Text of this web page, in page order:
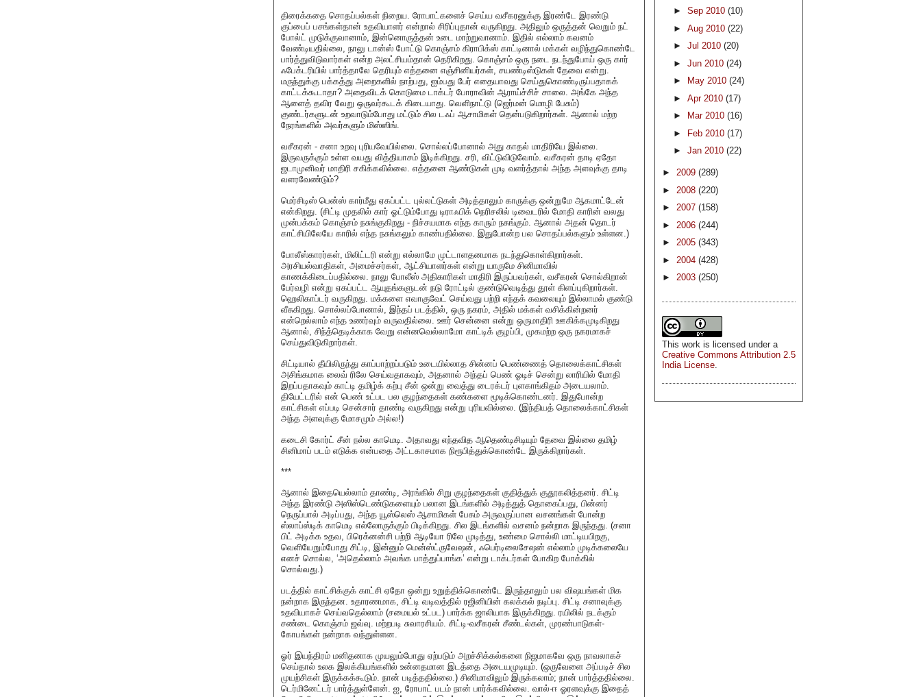
திரைக்கதை சொதப்பல்கள் நிறைய. ரோபாட்களைச் செய்ய வசீகரனுக்கு இரண்டே இரண்டு
குப்பைப் பசங்கள்தான் உதவியாளர் என்றால் சிரிப்புதான் வருகிறது. அதிலும் ஒருத்தன் வெறும் நட்
போல்ட் முடுக்குவானாம், இன்னொருத்தன் உடை மாற்றுவானாம். இதில் எல்லாம் கவனம்
வேண்டியதில்லை, நாலு டான்ஸ் போட்டு கொஞ்சம் கிராபிக்ஸ் காட்டினால் மக்கள் வழிந்துகொண்டே
பார்த்துவிடுவார்கள் என்ற அலட்சியம்தான் தெரிகிறது. கொஞ்சம் ஒரு நடை நடந்துபோய் ஒரு கார்
ஃபேக்டரியில் பார்த்தாலே தெரியும் எத்தனை எஞ்சினியர்கள், சயண்டிஸ்டுகள் தேவை என்று.
மருந்துக்கு பக்கத்து அறைகளில் நாற்பது, ஐம்பது பேர் எதையாவது செய்துகொண்டிருப்பதாகக்
காட்டக்கூடாதா? அதைவிடக் கொடுமை டாக்டர் போராவின் ஆராய்ச்சிச் சாலை. அங்கே அந்த
ஆளைத் தவிர வேறு ஒருவர்கூடக் கிடையாது. வெளிநாட்டு (ஜெர்மன் மொழி பேசும்)
குண்டர்களுடன் உறவாடும்போது மட்டும் சில டஃப் ஆசாமிகள் தென்படுகிறார்கள். ஆனால் மற்ற
நேரங்களில் அவர்களும் மிஸ்ஸிங்.
வசீகரன் - சனா உறவு புரியவேயில்லை. சொல்லப்போனால் அது காதல் மாதிரியே இல்லை.
இருவருக்கும் உள்ள வயது வித்தியாசம் இடிக்கிறது. சரி, விட்டுவிடுவோம். வசீகரன் தாடி ஏதோ
ஜடாமுனிவர் மாதிரி சகிக்கவில்லை. எத்தனை ஆண்டுகள் முடி வளர்த்தால் அந்த அளவுக்கு தாடி
வளரவேண்டும்?
மெர்சிடிஸ் பென்ஸ் கார்மீது ஏகப்பட்ட புல்லட்டுகள் அடித்தாலும் காருக்கு ஒன்றுமே ஆகமாட்டேன்
என்கிறது. (சிட்டி முதலில் கார் ஓட்டும்போது டிராஃபிக் நெரிசலில் டிவைடரில் மோதி காரின் வலது
முன்பக்கம் கொஞ்சம் நசுங்குகிறது - நிச்சயமாக எந்த காரும் நசுங்கும். ஆனால் அதன் தொடர்
காட்சியிலேயே காரில் எந்த நசுங்கலும் காண்பதில்லை. இதுபோன்ற பல சொதப்பல்களும் உள்ளன.)
போலீஸ்காரர்கள், மிலிட்டரி என்று எல்லாமே முட்டாளதனமாக நடந்துகொள்கிறார்கள்.
அரசியல்வாதிகள், அமைச்சர்கள், ஆட்சியாளர்கள் என்று யாருமே சினிமாவில்
காணக்கிடைப்பதில்லை. நாலு போலீஸ் அதிகாரிகள் மாதிரி இருப்பவர்கள், வசீகரன் சொல்கிறான்
பேர்வழி என்று ஏகப்பட்ட ஆயுதங்களுடன் நடு ரோட்டில் குண்டுவெடித்து தூள் கிளப்புகிறார்கள்.
ஹெலிகாப்டர் வருகிறது. மக்களை எவாகுவேட் செய்வது பற்றி எந்தக் கவலையும் இல்லாமல் குண்டு
வீசுகிறது. சொல்லப்போனால், இந்தப் படத்தில், ஒரு நகரம், அதில் மக்கள் வசிக்கின்றனர்
என்றெல்லாம் எந்த உணர்வும் வருவதில்லை. ஊர் சென்னை என்று ஒருமாதிரி ஊகிக்கமுடிகிறது
ஆனால், சிந்த்தெடிக்காக வேறு என்னவெல்லாமோ காட்டிக் குழப்பி, முகமற்ற ஒரு நகரமாகச்
செய்துவிடுகிறார்கள்.
சிட்டியால் தீயிலிருந்து காப்பாற்றப்படும் உடையில்லாத சின்னப் பெண்ணைத் தொலைக்காட்சிகள்
அசிங்கமாக லைவ் ரிலே செய்வதாகவும், அதனால் அந்தப் பெண் ஓடிச் சென்று லாரியில் மோதி
இறப்பதாகவும் காட்டி தமிழ்க் கற்பு சீன் ஒன்று வைத்து டைரக்டர் புளகாங்கிதம் அடையலாம்.
தியேட்டரில் என் பெண் உட்பட பல குழந்தைகள் கண்களை மூடிக்கொண்டனர். இதுபோன்ற
காட்சிகள் எப்படி சென்சார் தாண்டி வருகிறது என்று புரியவில்லை. (இந்தியத் தொலைக்காட்சிகள்
அந்த அளவுக்கு மோசமும் அல்ல!)
கடைசி கோர்ட் சீன் நல்ல காமெடி. அதாவது எந்தவித ஆதெண்டிசிடியும் தேவை இல்லை தமிழ்
சினிமாப் படம் எடுக்க என்பதை அட்டகாசமாக நிரூபித்துக்கொண்டே இருக்கிறார்கள்.
***
ஆனால் இதையெல்லாம் தாண்டி, அரங்கில் சிறு குழந்தைகள் குதித்துக் குதூகலித்தனர். சிட்டி
அந்த இரண்டு அஸிஸ்டெண்டுகளையும் பலான இடங்களில் அடித்துத் தொகைப்பது, பின்னர்
நெருப்பால் அடிப்பது, அந்த யூஸ்லெஸ் ஆசாமிகள் பேசும் அருவருப்பான வசனங்கள் போன்ற
ஸ்லாப்ஸ்டிக் காமெடி எல்லோருக்கும் பிடிக்கிறது. சில இடங்களில் வசனம் நன்றாக இருந்தது. (சனா
பிட் அடிக்க உதவ, பிரெக்னன்சி பற்றி ஆடியோ ரிலே முடித்து, உண்மை சொல்லி மாட்டியபிறகு,
வெளியேறும்போது சிட்டி, இன்னும் மென்ஸ்ட்ருவேஷன், ஃபெர்டிலைசேஷன் எல்லாம் முடிக்கலையே
எனச் சொல்ல, ‘அதெல்லாம் அவங்க பாத்துப்பாங்க’ என்று டாக்டர்கள் போகிற போக்கில்
சொல்வது.)
படத்தில் காட்சிக்குக் காட்சி ஏதோ ஒன்று உறுத்திக்கொண்டே இருந்தாலும் பல விஷயங்கள் மிக
நன்றாக இருந்தன. உதாரணமாக, சிட்டி வடிவத்தில் ரஜினியின் கலக்கல் நடிப்பு. சிட்டி சனாவுக்கு
உதவியாகச் செய்வதெல்லாம் (சமையல் உட்பட) பார்க்க ஜாலியாக இருக்கிறது. ரயிலில் நடக்கும்
சண்டை கொஞ்சம் ஜவ்வு. மற்றபடி சுவாரசியம். சிட்டி-வசீகரன் சீண்டல்கள், முரண்பாடுகள்-
கோபங்கள் நன்றாக வந்துள்ளன.
ஓர் இயந்திரம் மனிதனாக முயலும்போது ஏற்படும் அறச்சிக்கல்களை நிஜமாகவே ஒரு நாவலாகச்
செய்தால் உலக இலக்கியங்களில் உன்னதமான இடத்தை அடையமுடியும். (ஒருவேளை அப்படிச் சில
முயற்சிகள் இருக்கக்கூடும். நான் படித்ததில்லை.) சினிமாவிலும் இருக்கலாம்; நான் பார்த்ததில்லை.
டெர்மினேட்டர் பார்த்துள்ளேன். ஐ, ரோபாட் படம் நான் பார்க்கவில்லை. வால்-ஈ ஓரளவுக்கு இதைத்
► Sep 2010 (10)
► Aug 2010 (22)
► Jul 2010 (20)
► Jun 2010 (24)
►
May 2010 (24)
► Apr 2010 (17)
►
Mar 2010 (16)
►
Feb 2010 (17)
► Jan 2010 (22)
► 2009 (289)
► 2008 (220)
► 2007 (158)
► 2006 (244)
► 2005 (343)
► 2004 (428)
► 2003 (250)
This work is licensed under a
Creative Commons Attribution 2.5
India License